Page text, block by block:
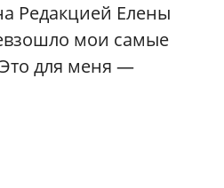
Редакцией Елены
мои самые
для меня —